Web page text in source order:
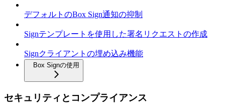
デフォルトのBox Sign通知の抑制
Signテンプレートを使用した署名リクエストの作成
Signクライアントの埋め込み機能
Box Signの使用
セキュリティとコンプライアンス